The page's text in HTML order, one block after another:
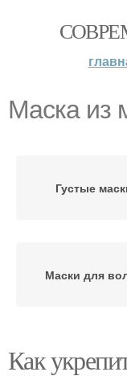
Маска из
Густые
Маски для
Маска для
Как